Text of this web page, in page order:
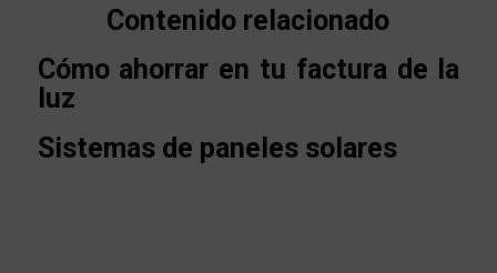
Contenido relacionado
Cómo ahorrar en tu factura de la
luz
Sistemas de paneles solares